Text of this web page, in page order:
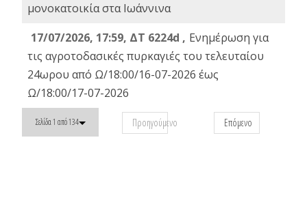
μονοκατοικία στα Ιωάννινα
17/07/2026, 17:59, ΔΤ 6224d , Ενημέρωση για
τις αγροτοδασικές πυρκαγιές του τελευταίου
24ωρου από Ω/18:00/16-07-2026 έως
Ω/18:00/17-07-2026
Σελίδα 1 από 134 Προηγούμενο Επόμενο